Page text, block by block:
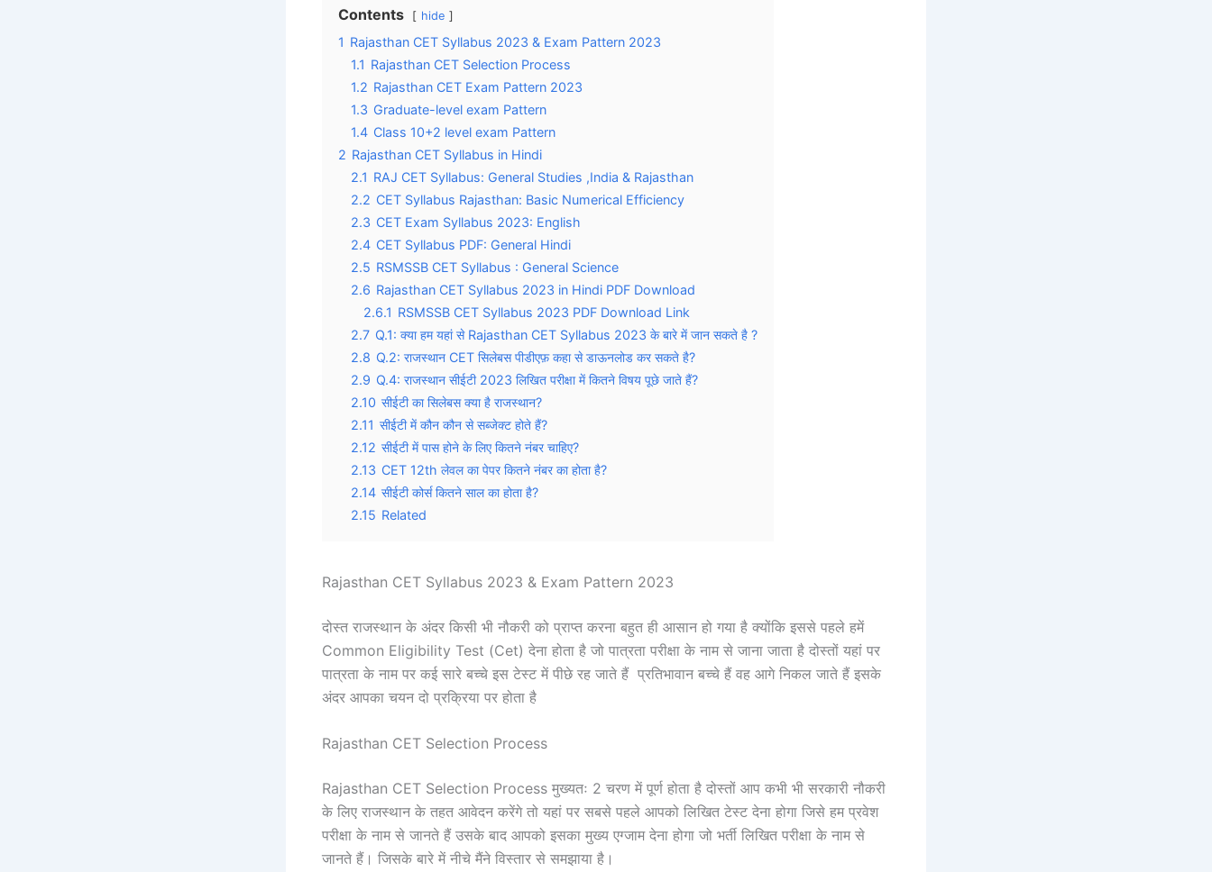
Contents hide
1 Rajasthan CET Syllabus 2023 & Exam Pattern 2023
1.1 Rajasthan CET Selection Process
1.2 Rajasthan CET Exam Pattern 2023
1.3 Graduate-level exam Pattern
1.4 Class 10+2 level exam Pattern
2 Rajasthan CET Syllabus in Hindi
2.1 RAJ CET Syllabus: General Studies ,India & Rajasthan
2.2 CET Syllabus Rajasthan: Basic Numerical Efficiency
2.3 CET Exam Syllabus 2023: English
2.4 CET Syllabus PDF: General Hindi
2.5 RSMSSB CET Syllabus : General Science
2.6 Rajasthan CET Syllabus 2023 in Hindi PDF Download
2.6.1 RSMSSB CET Syllabus 2023 PDF Download Link
2.7 Q.1: क्या हम यहां से Rajasthan CET Syllabus 2023 के बारे में जान सकते है ?
2.8 Q.2: राजस्थान CET सिलेबस पीडीएफ़ कहा से डाऊनलोड कर सकते है?
2.9 Q.4: राजस्थान सीईटी 2023 लिखित परीक्षा में कितने विषय पूछे जाते हैं?
2.10 सीईटी का सिलेबस क्या है राजस्थान?
2.11 सीईटी में कौन कौन से सब्जेक्ट होते हैं?
2.12 सीईटी में पास होने के लिए कितने नंबर चाहिए?
2.13 CET 12th लेवल का पेपर कितने नंबर का होता है?
2.14 सीईटी कोर्स कितने साल का होता है?
2.15 Related
Rajasthan CET Syllabus 2023 & Exam Pattern 2023
दोस्त राजस्थान के अंदर किसी भी नौकरी को प्राप्त करना बहुत ही आसान हो गया है क्योंकि इससे पहले हमें
Common Eligibility Test (Cet) देना होता है जो पात्रता परीक्षा के नाम से जाना जाता है दोस्तों यहां पर
पात्रता के नाम पर कई सारे बच्चे इस टेस्ट में पीछे रह जाते हैं प्रतिभावान बच्चे हैं वह आगे निकल जाते हैं इसके
अंदर आपका चयन दो प्रक्रिया पर होता है
Rajasthan CET Selection Process
Rajasthan CET Selection Process मुख्यतः 2 चरण में पूर्ण होता है दोस्तों आप कभी भी सरकारी नौकरी
के लिए राजस्थान के तहत आवेदन करेंगे तो यहां पर सबसे पहले आपको लिखित टेस्ट देना होगा जिसे हम प्रवेश
परीक्षा के नाम से जानते हैं उसके बाद आपको इसका मुख्य एग्जाम देना होगा जो भर्ती लिखित परीक्षा के नाम से
जानते हैं। जिसके बारे में नीचे मैंने विस्तार से समझाया है।